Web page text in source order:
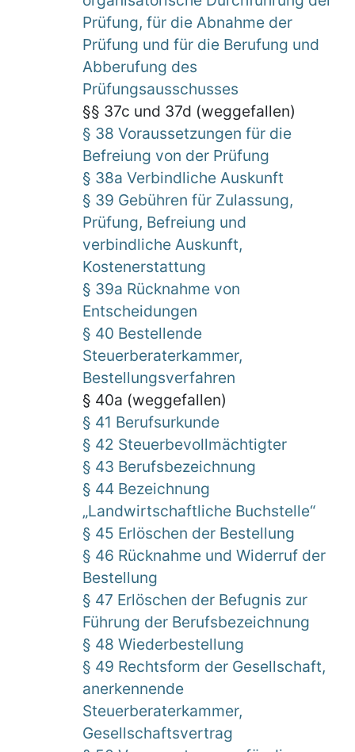
Prüfung, für die Abnahme der
Prüfung und für die Berufung und
Abberufung des
Prüfungsausschusses
§§ 37c und 37d (weggefallen)
§ 38 Voraussetzungen für die
Befreiung von der Prüfung
§ 38a Verbindliche Auskunft
§ 39 Gebühren für Zulassung,
Prüfung, Befreiung und
verbindliche Auskunft,
Kostenerstattung
§ 39a Rücknahme von
Entscheidungen
§ 40 Bestellende
Steuerberaterkammer,
Bestellungsverfahren
§ 40a (weggefallen)
§ 41 Berufsurkunde
§ 42 Steuerbevollmächtigter
§ 43 Berufsbezeichnung
§ 44 Bezeichnung
„Landwirtschaftliche Buchstelle“
§ 45 Erlöschen der Bestellung
§ 46 Rücknahme und Widerruf der
Bestellung
§ 47 Erlöschen der Befugnis zur
Führung der Berufsbezeichnung
§ 48 Wiederbestellung
§ 49 Rechtsform der Gesellschaft,
anerkennende
Steuerberaterkammer,
Gesellschaftsvertrag